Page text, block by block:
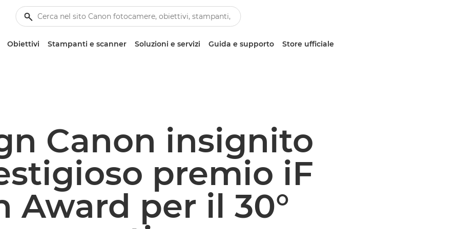
Obiettivi Stampanti e scanner Soluzioni e servizi Guida e supporto Store ufficiale
Canon insignito
premio iF
Award per il 30°